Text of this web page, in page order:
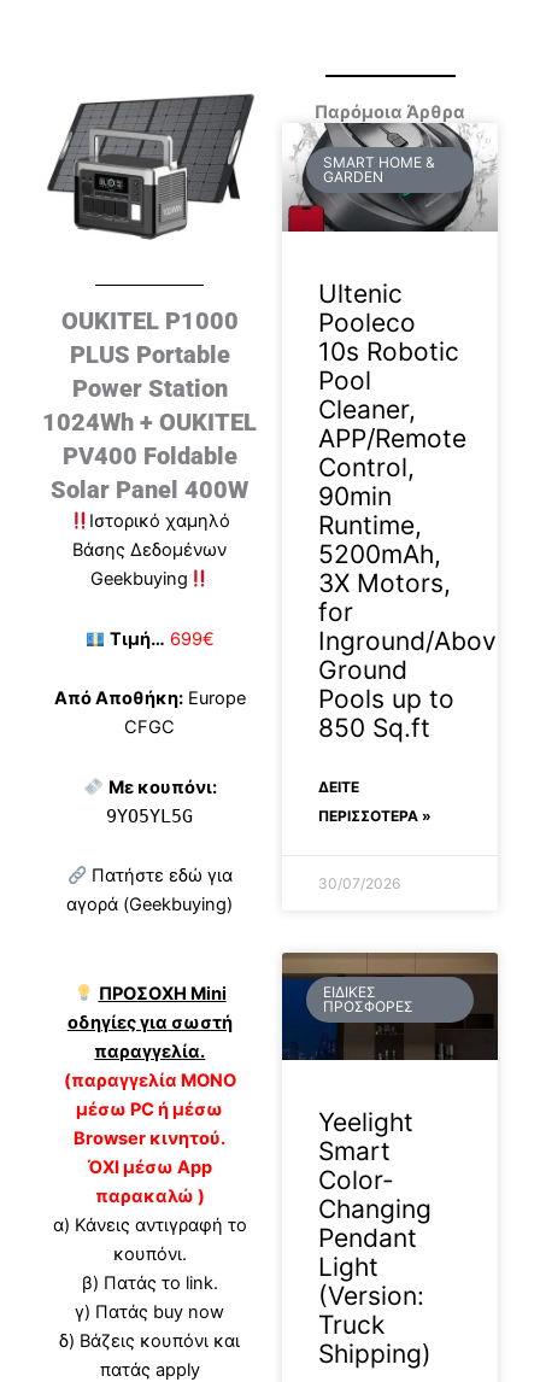
OUKITEL P1000
PLUS Portable
Power Station
1024Wh + OUKITEL
PV400 Foldable
Solar Panel 400W
Ιστορικό χαμηλό
Βάσης Δεδομένων
Geekbuying
Τιμή… 699€
Από Αποθήκη:Europe
CFGC
Με κουπόνι:
9YO5YL5G
Πατήστε εδώ για
αγορά (Geekbuying)
ΠΡΟΣΟΧΗ Mini
οδηγίες για σωστή
παραγγελία.
(παραγγελία ΜΟΝΟ
μέσω PC ή μέσω
Browser κινητού.
ΌΧΙ μέσω App
παρακαλώ )
α) Κάνεις αντιγραφή το
κουπόνι.
β) Πατάς το link.
γ) Πατάς buy now
δ) Βάζεις κουπόνι και
πατάς apply
Παρόμοια Άρθρα
SMART HOME &
GARDEN
Ultenic
Pooleco
10s Robotic
Pool
Cleaner,
APP/Remote
Control,
90min
Runtime,
5200mAh,
3X Motors,
for
Inground/Above-
Ground
Pools up to
850 Sq.ft
ΔΕΊΤΕ
ΠΕΡΙΣΣΟΤΕΡΑ »
30/07/2026
ΕΙΔΙΚΈΣ
ΠΡΟΣΦΟΡΈΣ
Yeelight
Smart
Color-
Changing
Pendant
Light
(Version:
Truck
Shipping)